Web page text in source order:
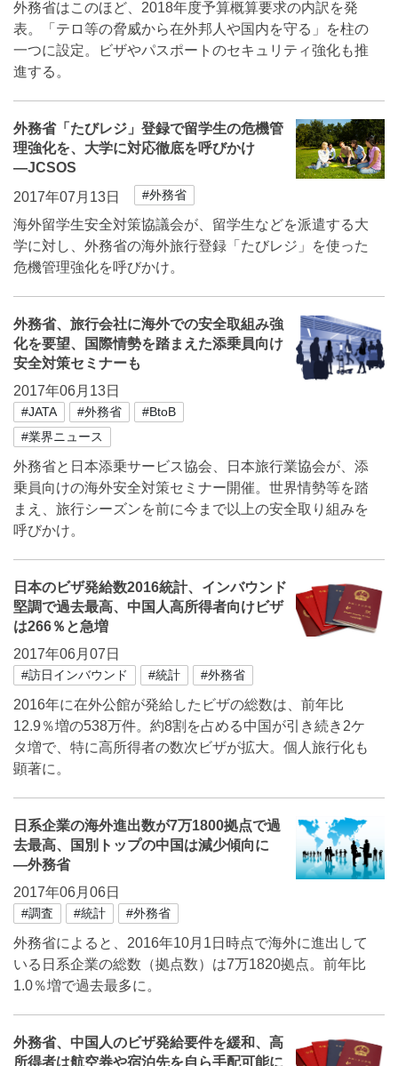
外務省はこのほど、2018年度予算概算要求の内訳を発
表。「テロ等の脅威から在外邦人や国内を守る」を柱の
一つに設定。ビザやパスポートのセキュリティ強化も推
進する。
外務省「たびレジ」登録で留学生の危機管
理強化を、大学に対応徹底を呼びかけ
―JCSOS
2017年07月13日
#外務省
海外留学生安全対策協議会が、留学生などを派遣する大
学に対し、外務省の海外旅行登録「たびレジ」を使った
危機管理強化を呼びかけ。
外務省、旅行会社に海外での安全取組み強
化を要望、国際情勢を踏まえた添乗員向け
安全対策セミナーも
2017年06月13日
#JATA #外務省
#BtoB
#業界ニュース
外務省と日本添乗サービス協会、日本旅行業協会が、添
乗員向けの海外安全対策セミナー開催。世界情勢等を踏
まえ、旅行シーズンを前に今まで以上の安全取り組みを
呼びかけ。
日本のビザ発給数2016統計、インバウンド
堅調で過去最高、中国人高所得者向けビザ
は266％と急増
2017年06月07日
#訪日インバウンド #統計 #外務省
2016年に在外公館が発給したビザの総数は、前年比
12.9％増の538万件。約8割を占める中国が引き続き2ケ
タ増で、特に高所得者の数次ビザが拡大。個人旅行化も
顕著に。
日系企業の海外進出数が7万1800拠点で過
去最高、国別トップの中国は減少傾向に
―外務省
2017年06月06日
#調査 #統計 #外務省
外務省によると、2016年10月1日時点で海外に進出して
いる日系企業の総数（拠点数）は7万1820拠点。前年比
1.0％増で過去最多に。
外務省、中国人のビザ発給要件を緩和、高
所得者は航空券や宿泊先を自ら手配可能に